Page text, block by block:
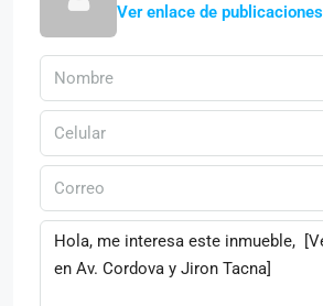
Ver enlace de publicaciones